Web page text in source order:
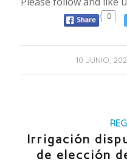
0
10 JUNIO,
/
Irrigación
de elección